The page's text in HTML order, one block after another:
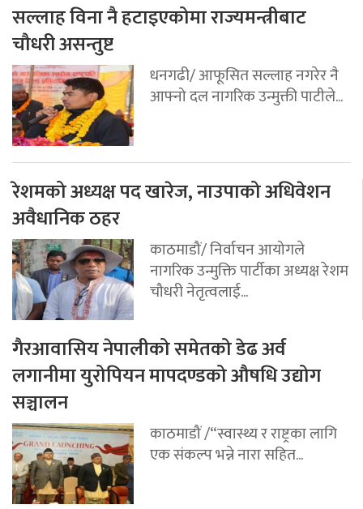
सल्लाह विना नै हटाइएकोमा राज्यमन्त्रीबाट
चौधरी असन्तुष्ट
धनगढी/ आफूसित सल्लाह नगरेर नै
आफ्नो दल नागरिक उन्मुक्ती पाटीले...
रेशमको अध्यक्ष पद खारेज, नाउपाको अधिवेशन
अवैधानिक ठहर
काठमाडौं/ निर्वाचन आयोगले
नागरिक उन्मुक्ति पार्टीका अध्यक्ष रेशम
चौधरी नेतृत्वलाई...
गैरआवासिय नेपालीको समेतको डेढ अर्व
लगानीमा युरोपियन मापदण्डको औषधि उद्योग
सञ्चालन
काठमाडौं /“स्वास्थ्य र राष्ट्रका लागि
एक संकल्प भन्ने नारा सहित...